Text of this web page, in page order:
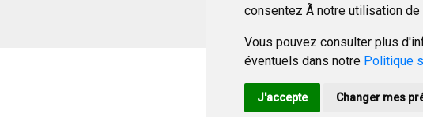
consentez Ã notre utilisation
Vous pouvez consulter plus
éventuels dans notre Politique
J'accepte Changer mes